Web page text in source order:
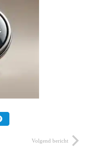
Volgend bericht